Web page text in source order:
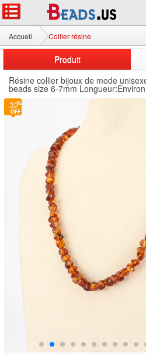
Accueil Collier résine
Produit
Résine collier bijoux de mode
beads size 6-7mm